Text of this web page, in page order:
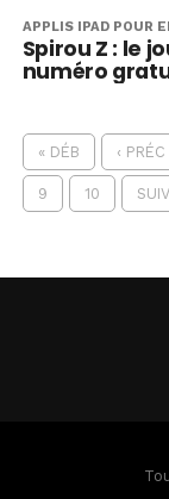
APPLIS IPAD POUR
Spirou Z : le
numéro
« DÉB ‹ PRÉC
9 10